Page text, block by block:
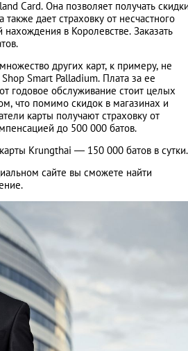
Card. Она позволяет получать
также дает страховку от несчастного
в Королевстве. Заказать
других карт, к примеру, не
Smart Palladium. Плата за ее
годовое обслуживание стоит целых
что помимо скидок в магазинах и
карты получают страховку от
до 500 000 батов.
Krungthai ― 150 000 батов в сутки.
сайте вы сможете найти